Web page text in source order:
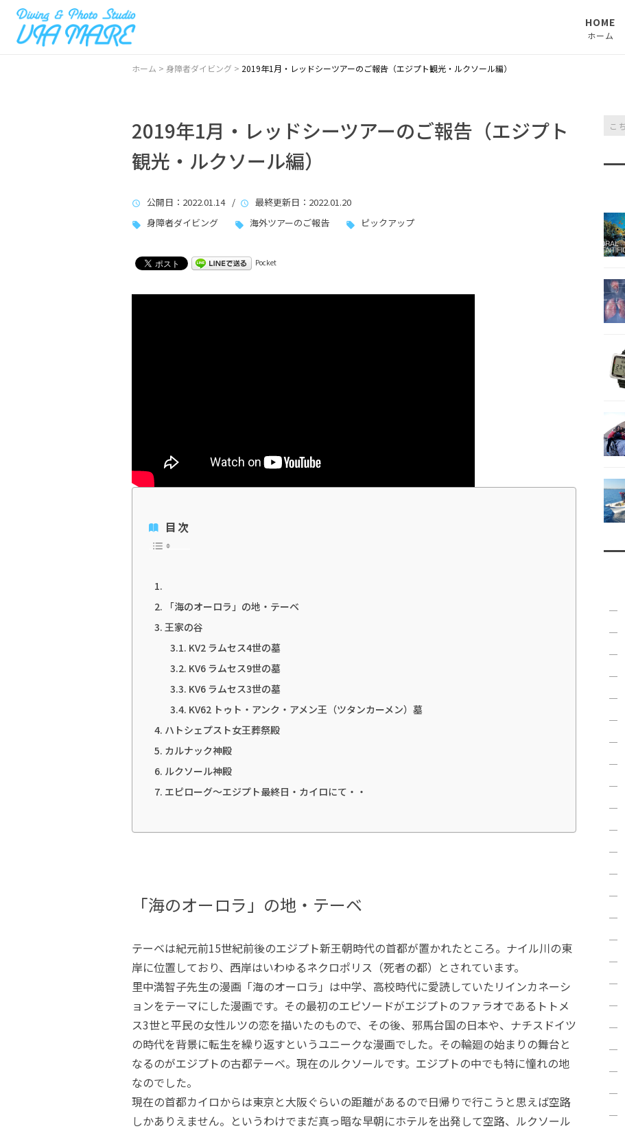
HOME
ホーム
ホーム > 身障者ダイビング > 2019年1月・レッドシーツアーのご報告（エジプト観光・ルクソール編）
2019年1月・レッドシーツアーのご報告（エジプト
観光・ルクソール編）
公開日 ：2022.01.14 / 最終更新日 ：2022.01.20
身障者ダイビング
海外ツアーのご報告 ピックアップ
Pocket
目次
「海のオーロラ」の地・テーベ
王家の谷
KV2 ラムセス4世の墓
KV6 ラムセス9世の墓
KV6 ラムセス3世の墓
KV62 トゥト・アンク・アメン王（ツタンカーメン）墓
ハトシェプスト女王葬祭殿
カルナック神殿
ルクソール神殿
エピローグ〜エジプト最終日・カイロにて・・
「海のオーロラ」の地・テーベ
テーベは紀元前15世紀前後のエジプト新王朝時代の首都が置かれたところ。ナイル川の東
岸に位置しており、西岸はいわゆるネクロポリス（死者の都）とされています。
里中満智子先生の漫画「海のオーロラ」は中学、高校時代に愛読していたリインカネーシ
ョンをテーマにした漫画です。その最初のエピソードがエジプトのファラオであるトトメ
ス3世と平民の女性ルツの恋を描いたのもので、その後、邪馬台国の日本や、ナチスドイツ
の時代を背景に転生を繰り返すというユニークな漫画でした。その輪廻の始まりの舞台と
なるのがエジプトの古都テーベ。現在のルクソールです。エジプトの中でも特に憧れの地
なのでした。
現在の首都カイロからは東京と大阪ぐらいの距離があるので日帰りで行こうと思えば空路
しかありえません。というわけでまだ真っ暗な早朝にホテルを出発して空路、ルクソール